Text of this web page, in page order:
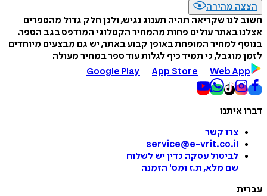
הצצה מהירה
חשוב לנו שקריאה תהיה תענוג נגיש, ולכן חלק גדול מהספרים
אצלנו באתר עולים פחות מהמחיר הקטלוגי המודפס בגב הספר.
בנוסף למחיר המופחת באופן קבוע באתר, יש גם מבצעים מיוחדים
לזמן מוגבל, כי תמיד כיף לגלות עוד ספר במחיר מעולה
Google Play
App Store Web App
דברו איתנו
צרו קשר
service@e-vrit.co.il
לביטול עסקה כדין יש לשלוח
שם מלא, ת.ז ומס' הזמנה
עברית